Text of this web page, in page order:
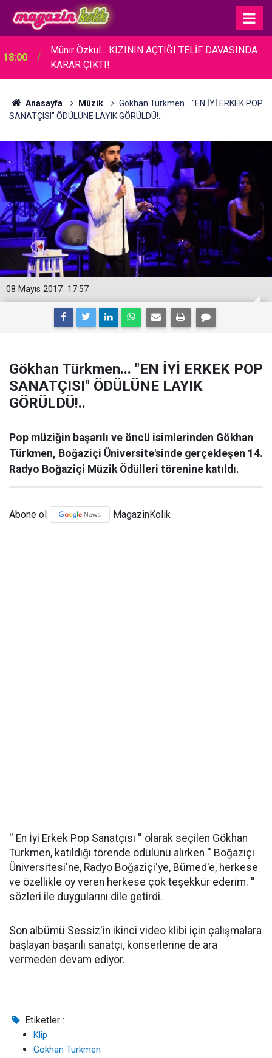
18:00
Münir Özkul... KIZININ AÇTIĞI TELİF DAVASINDA
KARAR ÇIKTI!
Anasayfa Müzik
Gökhan Türkmen... "EN İYİ ERKEK POP
SANATÇISI" ÖDÜLÜNE LAYIK GÖRÜLDÜ!..
17:57
08 Mayıs 2017
Gökhan Türkmen... "EN İYİ ERKEK POP
SANATÇISI" ÖDÜLÜNE LAYIK
GÖRÜLDÜ!..
Pop müziğin başarılı ve öncü isimlerinden Gökhan
Türkmen, Boğaziçi Üniversite'sinde gerçekleşen 14.
Radyo Boğaziçi Müzik Ödülleri törenine katıldı.
Abone ol MagazinKolik
'' En İyi Erkek Pop Sanatçısı '' olarak seçilen Gökhan
Türkmen, katıldığı törende ödülünü alırken '' Boğaziçi
Üniversitesi'ne, Radyo Boğaziçi'ye, Bümed'e, herkese
ve özellikle oy veren herkese çok teşekkür ederim. ''
sözleri ile duygularını dile getirdi.
Son albümü Sessiz'in ikinci video klibi için çalışmalara
başlayan başarılı sanatçı, konserlerine de ara
vermeden devam ediyor.
Etiketler :
Klip
Gökhan Türkmen